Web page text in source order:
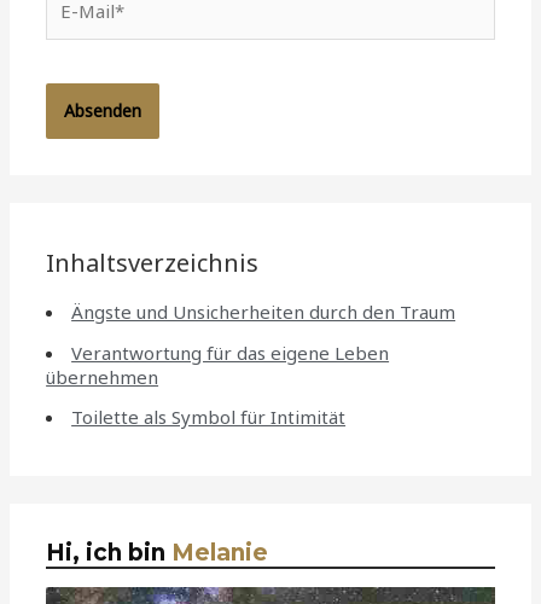
Mail*
Inhaltsverzeichnis
Ängste und Unsicherheiten durch den Traum
Verantwortung für das eigene Leben
übernehmen
Toilette als Symbol für Intimität
Hi, ich bin Melanie